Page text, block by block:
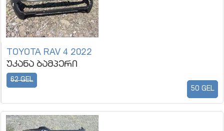
TOYOTA RAV 4 2022
უკანა ბამპერი
62 GEL
50 GEL